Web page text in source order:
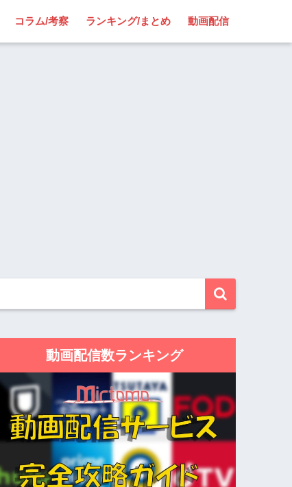
コラム/考察 ランキング/まとめ 動画配信
動画配信数ランキング